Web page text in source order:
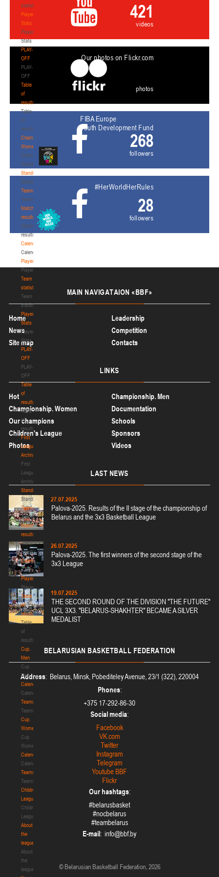
statistics
Player
Stats
Player
Stats
PLAY-
OFF
PLAY-
OFF
Table
of
results
Table
of
results
Championship.
Women
Championship.
Women
Standings
Standings
Teams
Teams
Match
results
Match
results
Calendar
Calendar
Players
Players
Team
statistics
Team
statistics
Player
Stats
Player
Stats
PLAY-
OFF
PLAY-
OFF
Table
of
results
Table
of
results
First
League.
Archive
First
League.
Archive
Standings
Standings
Teams
Teams
Match
results
Match
results
Calendar
Calendar
Players
Players
Table
of
results
Table
of
results
Cup.
Men
Cup.
Men
Calendar
Calendar
Teams
Teams
Cup.
Women
Cup.
Women
Calendar
Calendar
Teams
Teams
Children's
League
Children's
League
About
the
league
About
the
league
421
videos
Our photos on Flickr.com
photos
FIBA Europe
Youth Development Fund
268
followers
#HerWorldHerRules
28
followers
MAIN NAVIGATAION «BBF»
Home
Leadership
News
Competition
Site map
Contacts
LINKS
Hot
Championship. Men
Championship. Women
Documentation
Our champions
Schools
Children's League
Sponsors
Photos
Videos
LAST NEWS
27.07.2025
Palova-2025. Results of the II stage of the championship of
Belarus and the 3x3 Basketball League
26.07.2025
Palova-2025. The first winners of the second stage of the
3x3 League
19.07.2025
THE SECOND ROUND OF THE DIVISION "THE FUTURE"
UCL 3X3. "BELARUS-SHAKHTER" BECAME A SILVER
MEDALIST
BELARUSIAN BASKETBALL FEDERATION
Address: Belarus, Minsk, Pobediteley Avenue, 23/1 (322), 220004
Phones:
+375 17-292-86-30
Social media:
Facebook
VK.com
Twitter
Instagram
Telegram
Youtube BBF
Flickr
Our hashtags:
#belarusbasket
#nocbelarus
#teambelarus
E-mail:
© Belarusian Basketball Federation, 2026